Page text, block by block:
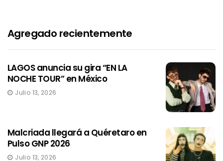
Agregado recientemente
LAGOS anuncia su gira “EN LA
NOCHE TOUR” en México
Julio 13, 2026
Malcriada llegará a Quéretaro en
Pulso GNP 2026
Julio 13, 2026